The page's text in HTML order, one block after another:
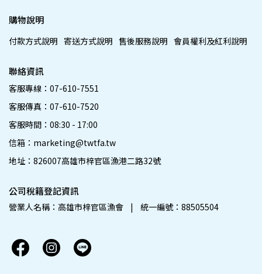
購物說明
付款方式說明 寄送方式說明 售後服務說明 會員權利及紅利說明
聯絡資訊
客服專線：07-610-7551
客服傳真：07-610-7520
客服時間：08:30 - 17:00
信箱：marketing@twtfa.tw
地址：826007高雄市梓官區漁港二路32號
公司稅籍登記資訊
營業人名稱：高雄市梓官區漁會    |    統一編號：88505504